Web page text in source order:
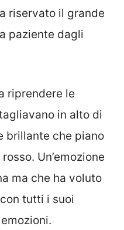
riservato il grande
paziente dagli
riprendere le
in alto di
brillante che piano
Un’emozione
ma che ha voluto
tutti i suoi